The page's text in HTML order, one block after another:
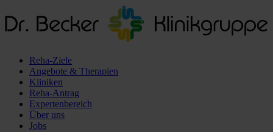
Reha-Ziele
Angebote & Therapien
Kliniken
Reha-Antrag
Expertenbereich
Über uns
Jobs